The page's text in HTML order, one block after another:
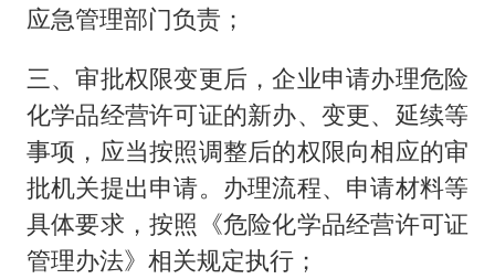
应急管理部门负责；
三、审批权限变更后，企业申请办理危险
化学品经营许可证的新办、变更、延续等
事项，应当按照调整后的权限向相应的审
批机关提出申请。办理流程、申请材料等
具体要求，按照《危险化学品经营许可证
管理办法》相关规定执行；